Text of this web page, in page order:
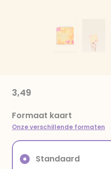
3,49
Formaat kaart
Onze verschillende formaten
Standaard